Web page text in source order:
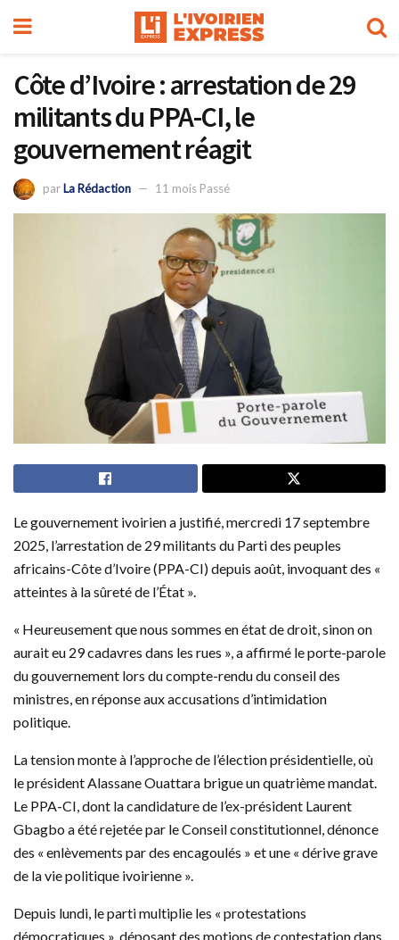
Côte d’Ivoire : arrestation de 29
militants du PPA-CI, le
gouvernement réagit
parLa Rédaction 11 mois Passé
Le gouvernement ivoirien a justifié, mercredi 17 septembre
2025, l’arrestation de 29 militants du Parti des peuples
africains-Côte d’Ivoire (PPA-CI) depuis août, invoquant des «
atteintes à la sûreté de l’État ».
« Heureusement que nous sommes en état de droit, sinon on
aurait eu 29 cadavres dans les rues », a affirmé le porte-parole
du gouvernement lors du compte-rendu du conseil des
ministres, en réponse aux accusations d’intimidation
politique.
La tension monte à l’approche de l’élection présidentielle, où
le président Alassane Ouattara brigue un quatrième mandat.
Le PPA-CI, dont la candidature de l’ex-président Laurent
Gbagbo a été rejetée par le Conseil constitutionnel, dénonce
des « enlèvements par des encagoulés » et une « dérive grave
de la vie politique ivoirienne ».
Depuis lundi, le parti multiplie les « protestations
démocratiques », déposant des motions de contestation dans